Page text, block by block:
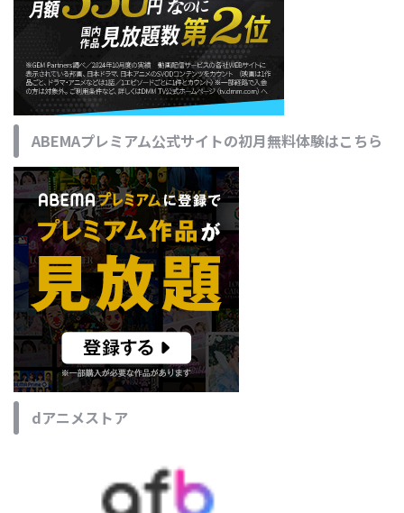
ABEMAプレミアム公式サイトの初月無料体験はこちら
dアニメストア